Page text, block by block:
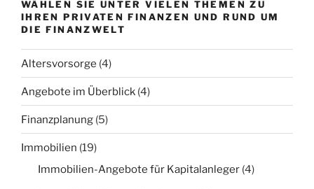
WÄHLEN SIE UNTER VIELEN THEMEN ZU
IHREN PRIVATEN FINANZEN UND RUND UM
DIE FINANZWELT
Altersvorsorge (4)
Angebote im Überblick (4)
Finanzplanung (5)
Immobilien (19)
Immobilien-Angebote für Kapitalanleger (4)